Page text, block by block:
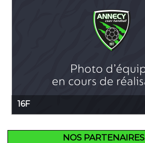
16F
NOS PARTENAIRES